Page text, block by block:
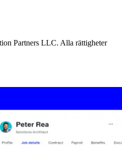
Partners LLC. Alla rättigheter